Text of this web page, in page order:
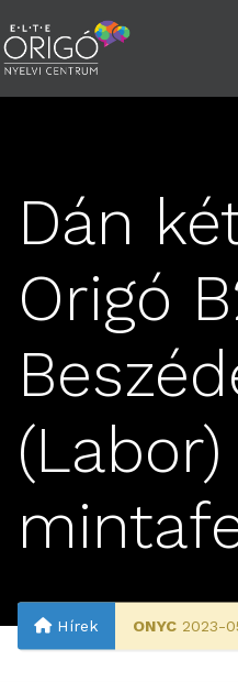
Dán
Origó
(Labor)
Hírek ONYC 2023-